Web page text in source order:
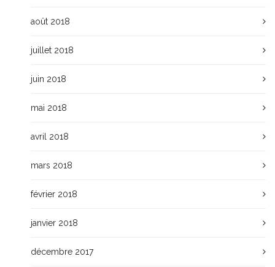
août 2018
juillet 2018
juin 2018
mai 2018
avril 2018
mars 2018
février 2018
janvier 2018
décembre 2017